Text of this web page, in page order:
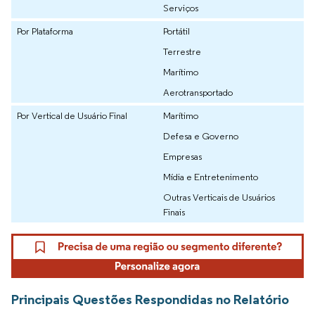
Serviços
Por Plataforma
Portátil
Terrestre
Marítimo
Aerotransportado
Por Vertical de Usuário Final
Marítimo
Defesa e Governo
Empresas
Mídia e Entretenimento
Outras Verticais de Usuários
Finais
Principais Questões Respondidas no Relatório